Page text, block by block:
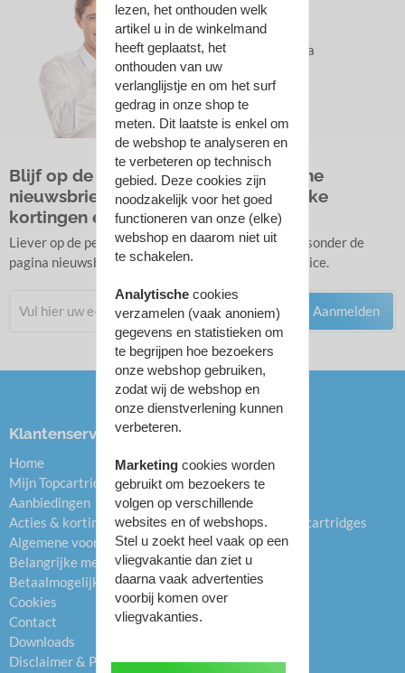
Hulp nodig?
WhatsApp ons via
0613593406
Blijf op de hoogte met onze algemene
nieuwsbrief en ontvang af en toe leuke
kortingen en acties.
Liever op de persoonlijke nieuwsbrief lijst? Zie linksonder de
pagina nieuwsbrieven onder het kopje Klantenservice.
Aanmelden
Inktcartridges
Toners
Drums
Hervulbare inktcartridges
Refill inkt
Labels
Labelprinters
Papier
Klantenservice
Home
Mijn Topcartridge.nl
Aanbiedingen
Acties & kortingen
Algemene voorwaarden
Belangrijke mededelingen
Betaalmogelijkheden
Cookies
Contact
Downloads
Disclaimer & Privacybeleid
lezen, het onthouden welk
artikel u in de winkelmand
heeft geplaatst, het
onthouden van uw
verlanglijstje en om het surf
gedrag in onze shop te
meten. Dit laatste is enkel om
de webshop te analyseren en
te verbeteren op technisch
gebied. Deze cookies zijn
noodzakelijk voor het goed
functioneren van onze (elke)
webshop en daarom niet uit
te schakelen.
Analytische cookies
verzamelen (vaak anoniem)
gegevens en statistieken om
te begrijpen hoe bezoekers
onze webshop gebruiken,
zodat wij de webshop en
onze dienstverlening kunnen
verbeteren.
Marketing cookies worden
gebruikt om bezoekers te
volgen op verschillende
websites en of webshops.
Stel u zoekt heel vaak op een
vliegvakantie dan ziet u
daarna vaak advertenties
voorbij komen over
vliegvakanties.